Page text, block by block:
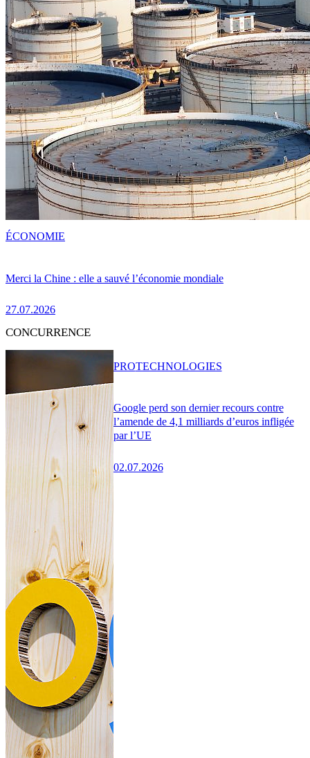
Merci la Chine : elle a sauvé l’économie mondiale
27.07.2026
ÉCONOMIE
CONCURRENCE
Google perd son dernier recours contre
l’amende de 4,1 milliards d’euros infligée
par l’UE
02.07.2026
PROTECHNOLOGIES